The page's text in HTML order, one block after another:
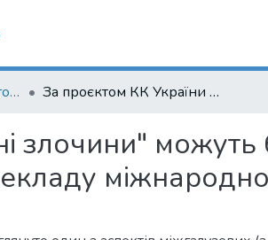
Кафедра кримінального та кримінального процесуального права За проєктом КК України "воєнні злочини" можуть бути "випадковими": помилка на тлі офіційного перекладу міжнародного договору
злочини"